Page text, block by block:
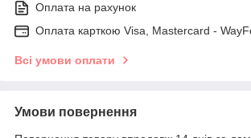
Оплата на рахунок
Оплата карткою Visa, Mastercard -
Всі умови оплати
Умови повернення